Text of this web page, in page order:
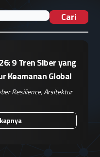
Cari
9 Tren Siber yang
Keamanan Global
Resilience,Arsitektur